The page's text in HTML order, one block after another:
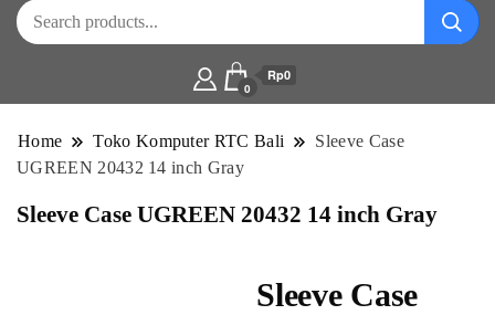
0
Rp0
Home Toko Komputer RTC Bali
Sleeve Case
UGREEN 20432 14 inch Gray
Sleeve Case UGREEN 20432 14 inch Gray
Sleeve Case